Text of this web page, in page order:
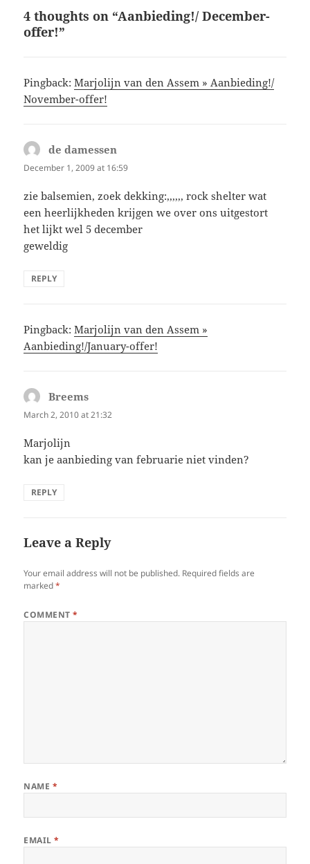
4 thoughts on “Aanbieding!/ December-
offer!”
Pingback:Marjolijn van den Assem » Aanbieding!/
November-offer!
de damessen
December 1, 2009 at 16:59
zie balsemien, zoek dekking:,,,,,, rock shelter wat
een heerlijkheden krijgen we over ons uitgestort
het lijkt wel 5 december
geweldig
REPLY
Pingback:Marjolijn van den Assem »
Aanbieding!/January-offer!
Breems
March 2, 2010 at 21:32
Marjolijn
kan je aanbieding van februarie niet vinden?
REPLY
Leave a Reply
Your email address will not be published. Required fields are
marked*
COMMENT*
NAME *
EMAIL*